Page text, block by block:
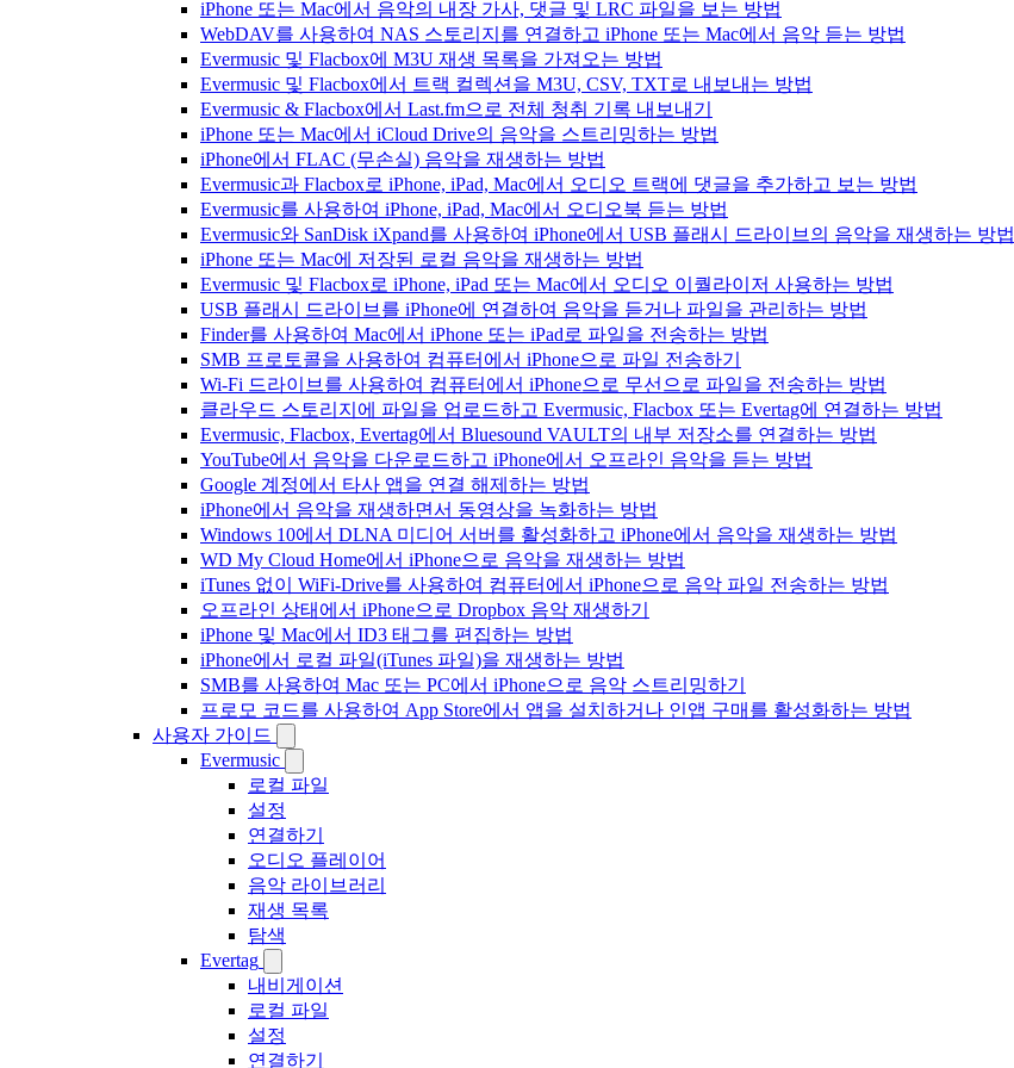
iPhone 또는 Mac에서 음악의 내장 가사, 댓글 및 LRC 파일을 보는 방법
WebDAV를 사용하여 NAS 스토리지를 연결하고 iPhone 또는 Mac에서 음악 듣는 방법
Evermusic 및 Flacbox에 M3U 재생 목록을 가져오는 방법
Evermusic 및 Flacbox에서 트랙 컬렉션을 M3U, CSV, TXT로 내보내는 방법
Evermusic & Flacbox에서 Last.fm으로 전체 청취 기록 내보내기
iPhone 또는 Mac에서 iCloud Drive의 음악을 스트리밍하는 방법
iPhone에서 FLAC (무손실) 음악을 재생하는 방법
Evermusic과 Flacbox로 iPhone, iPad, Mac에서 오디오 트랙에 댓글을 추가하고 보는 방법
Evermusic를 사용하여 iPhone, iPad, Mac에서 오디오북 듣는 방법
Evermusic와 SanDisk iXpand를 사용하여 iPhone에서 USB 플래시 드라이브의 음악을 재생하는 방법
iPhone 또는 Mac에 저장된 로컬 음악을 재생하는 방법
Evermusic 및 Flacbox로 iPhone, iPad 또는 Mac에서 오디오 이퀄라이저 사용하는 방법
USB 플래시 드라이브를 iPhone에 연결하여 음악을 듣거나 파일을 관리하는 방법
Finder를 사용하여 Mac에서 iPhone 또는 iPad로 파일을 전송하는 방법
SMB 프로토콜을 사용하여 컴퓨터에서 iPhone으로 파일 전송하기
Wi-Fi 드라이브를 사용하여 컴퓨터에서 iPhone으로 무선으로 파일을 전송하는 방법
클라우드 스토리지에 파일을 업로드하고 Evermusic, Flacbox 또는 Evertag에 연결하는 방법
Evermusic, Flacbox, Evertag에서 Bluesound VAULT의 내부 저장소를 연결하는 방법
YouTube에서 음악을 다운로드하고 iPhone에서 오프라인 음악을 듣는 방법
Google 계정에서 타사 앱을 연결 해제하는 방법
iPhone에서 음악을 재생하면서 동영상을 녹화하는 방법
Windows 10에서 DLNA 미디어 서버를 활성화하고 iPhone에서 음악을 재생하는 방법
WD My Cloud Home에서 iPhone으로 음악을 재생하는 방법
iTunes 없이 WiFi-Drive를 사용하여 컴퓨터에서 iPhone으로 음악 파일 전송하는 방법
오프라인 상태에서 iPhone으로 Dropbox 음악 재생하기
iPhone 및 Mac에서 ID3 태그를 편집하는 방법
iPhone에서 로컬 파일(iTunes 파일)을 재생하는 방법
SMB를 사용하여 Mac 또는 PC에서 iPhone으로 음악 스트리밍하기
프로모 코드를 사용하여 App Store에서 앱을 설치하거나 인앱 구매를 활성화하는 방법
사용자 가이드
Evermusic
로컬 파일
설정
연결하기
오디오 플레이어
음악 라이브러리
재생 목록
탐색
Evertag
내비게이션
로컬 파일
설정
연결하기